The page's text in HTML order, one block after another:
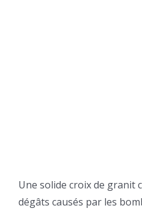
Une solide croix de granit
dégâts causés par les